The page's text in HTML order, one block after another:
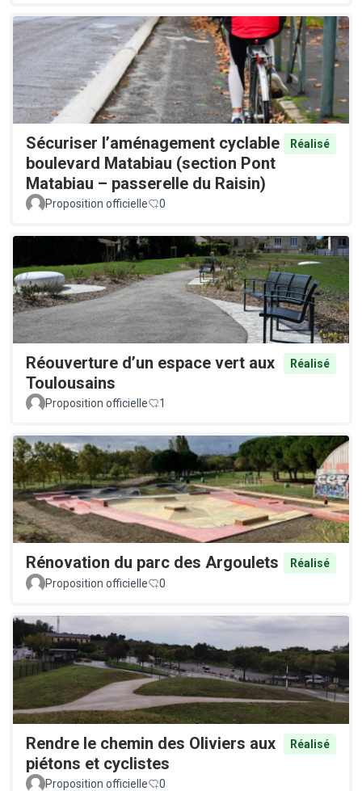
Sécuriser l’aménagement cyclable
boulevard Matabiau (section Pont
Matabiau – passerelle du Raisin)
Réalisé
Proposition officielle 0
Réouverture d’un espace vert aux
Toulousains
Réalisé
Proposition officielle 1
Rénovation du parc des Argoulets
Réalisé
Proposition officielle
0
Rendre le chemin des Oliviers aux
piétons et cyclistes
Réalisé
Proposition officielle 0